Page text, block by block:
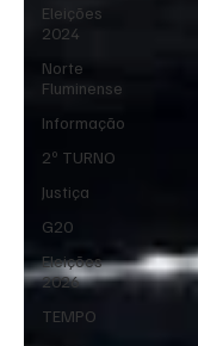
Eleições
2024
Norte
Fluminense
Informação
2º TURNO
Justiça
G20
Eleições
2026
TEMPO